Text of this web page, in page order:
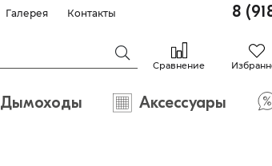
Галерея Контакты 8
Сравнение
Дымоходы Аксессуары